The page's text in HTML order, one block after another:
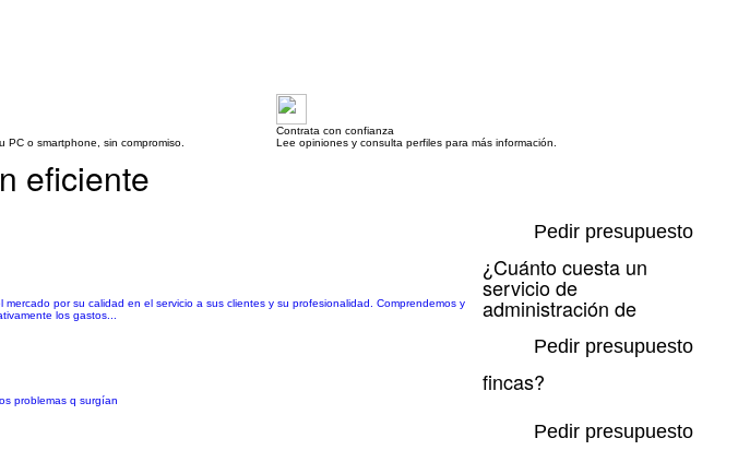
o smartphone, sin compromiso.
Contrata con confianza
Lee opiniones y consulta perfiles para más información.
eficiente
por su calidad en el servicio a sus clientes y su profesionalidad. Comprendemos y
los gastos...
Pedir presupuesto
problemas q surgían
Pedir presupuesto
Pedir presupuesto
¿Cuánto cuesta un
servicio de
administración de
fincas?